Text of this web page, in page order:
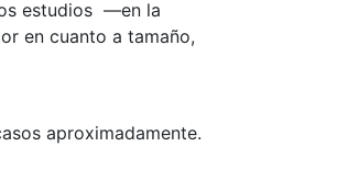
estudios —en la
en cuanto a tamaño,
aproximadamente.